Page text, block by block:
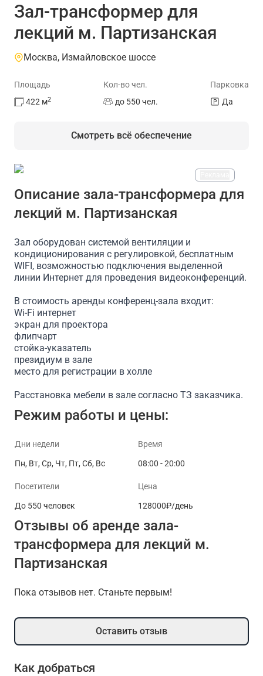
Зал-трансформер для
лекций м. Партизанская
Москва, Измайловское шоссе
Площадь
422 м2
Кол-во чел.
до 550 чел.
Парковка
Да
Смотреть всё обеспечение
На площадке есть
Проектор Доступ в интернет/Wi-Fi
Описание зала-трансформера для
лекций м. Партизанская
Зал оборудован системой вентиляции и
кондиционирования с регулировкой, бесплатным
WIFI, возможностью подключения выделенной
линии Интернет для проведения видеоконференций.
В стоимость аренды конференц-зала входит:
Wi-Fi интернет
экран для проектора
флипчарт
стойка-указатель
президиум в зале
место для регистрации в холле
Расстановка мебели в зале согласно ТЗ заказчика.
Режим работы и цены:
Дни недели
Пн, Вт, Ср, Чт, Пт, Сб, Вс
Время
08:00 - 20:00
Посетители
До 550 человек
Цена
128000₽/день
Отзывы об аренде зала-
трансформера для лекций м.
Партизанская
Пока отзывов нет. Станьте первым!
Оставить отзыв
Как добраться